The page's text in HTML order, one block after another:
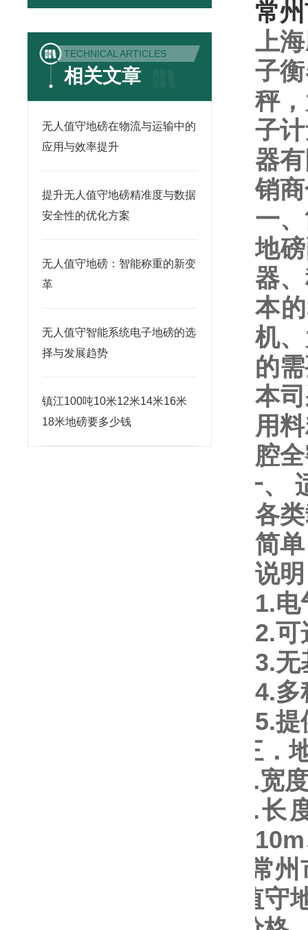
TECHNICAL ARTICLES
相关文章
无人值守地磅在物流与运输中的
应用与效率提升
提升无人值守地磅精准度与数据
安全性的优化方案
无人值守地磅：智能称重的新变
革
无人值守智能系统电子地磅的选
择与发展趋势
镇江100吨10米12米14米16米
18米地磅要多少钱
常
上
子
秤
子
器
销
一
地
器
本
机
的
本
用
腔
一、
各
简单
说
1.电
2.可
3.无
4.多
5.提
三．
1.宽
2.长
10m